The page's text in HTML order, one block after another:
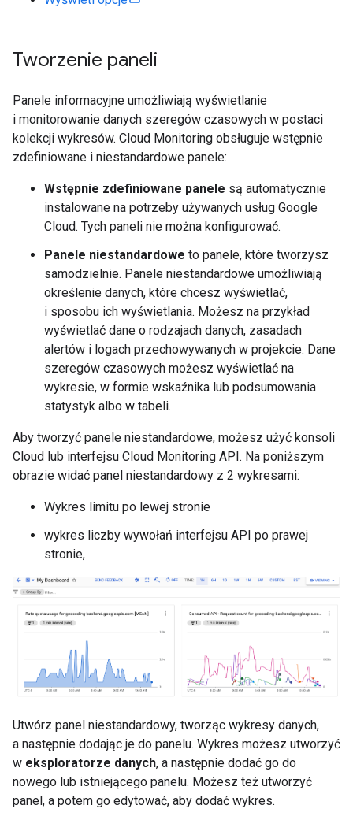
Tworzenie paneli
Panele informacyjne umożliwiają wyświetlanie
i monitorowanie danych szeregów czasowych w postaci
kolekcji wykresów. Cloud Monitoring obsługuje wstępnie
zdefiniowane i niestandardowe panele:
Wstępnie zdefiniowane panele są automatycznie
instalowane na potrzeby używanych usług Google
Cloud. Tych paneli nie można konfigurować.
Panele niestandardowe to panele, które tworzysz
samodzielnie. Panele niestandardowe umożliwiają
określenie danych, które chcesz wyświetlać,
i sposobu ich wyświetlania. Możesz na przykład
wyświetlać dane o rodzajach danych, zasadach
alertów i logach przechowywanych w projekcie. Dane
szeregów czasowych możesz wyświetlać na
wykresie, w formie wskaźnika lub podsumowania
statystyk albo w tabeli.
Aby tworzyć panele niestandardowe, możesz użyć konsoli
Cloud lub interfejsu Cloud Monitoring API. Na poniższym
obrazie widać panel niestandardowy z 2 wykresami:
Wykres limitu po lewej stronie
wykres liczby wywołań interfejsu API po prawej
stronie,
Utwórz panel niestandardowy, tworząc wykresy danych,
a następnie dodając je do panelu. Wykres możesz utworzyć
w eksploratorze danych, a następnie dodać go do
nowego lub istniejącego panelu. Możesz też utworzyć
panel, a potem go edytować, aby dodać wykres.